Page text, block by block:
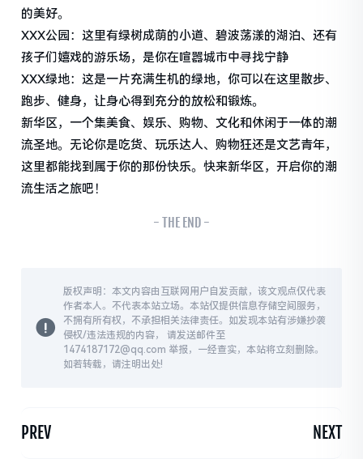
的美好。
XXX公园：这里有绿树成荫的小道、碧波荡漾的湖泊、还有
孩子们嬉戏的游乐场，是你在喧嚣城市中寻找宁静
XXX绿地：这是一片充满生机的绿地，你可以在这里散步、
跑步、健身，让身心得到充分的放松和锻炼。
新华区，一个集美食、娱乐、购物、文化和休闲于一体的潮
流圣地。无论你是吃货、玩乐达人、购物狂还是文艺青年，
这里都能找到属于你的那份快乐。快来新华区，开启你的潮
流生活之旅吧！
- THE END -
版权声明：本文内容由互联网用户自发贡献，该文观点仅代表
作者本人。不代表本站立场。本站仅提供信息存储空间服务，
不拥有所有权，不承担相关法律责任。如发现本站有涉嫌抄袭
侵权/违法违规的内容， 请发送邮件至
1474187172@qq.com 举报，一经查实，本站将立刻删除。
如若转载，请注明出处!
PREV NEXT